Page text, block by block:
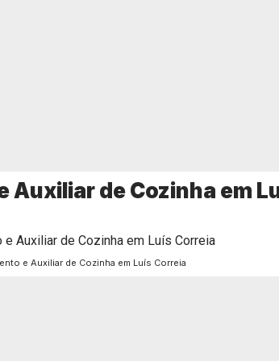
Auxiliar de Cozinha em
e Auxiliar de Cozinha em Luís Correia